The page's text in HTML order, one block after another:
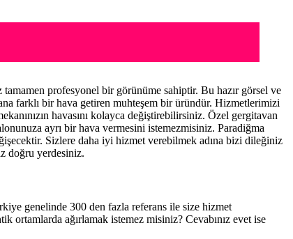
profesyonel bir görünüme sahiptir. Bu hazır görsel ve
farklı bir hava getiren muhteşem bir üründür. Hizmetlerimizi
havasını kolayca değiştirebilirsiniz. Özel gergitavan
ayrı bir hava vermesini istemezmisiniz. Paradiğma
Sizlere daha iyi hizmet verebilmek adına bizi dileğiniz
doğru yerdesiniz.
genelinde 300 den fazla referans ile size hizmet
ağırlamak istemez misiniz? Cevabınız evet ise